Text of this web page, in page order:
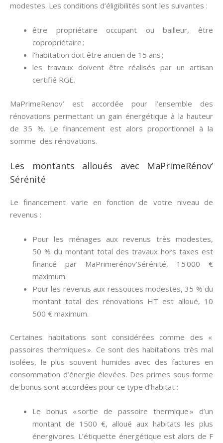
modestes. Les conditions d’éligibilités sont les suivantes :
être propriétaire occupant ou bailleur, être
copropriétaire ;
l’habitation doit être ancien de 15 ans ;
les travaux doivent être réalisés par un artisan
certifié RGE.
MaPrimeRenov’ est accordée pour l’ensemble des
rénovations permettant un gain énergétique à la hauteur
de 35 %. Le financement est alors proportionnel à la
somme des rénovations.
Les montants alloués avec MaPrimeRénov’
Sérénité
Le financement varie en fonction de votre niveau de
revenus :
Pour les ménages aux revenus très modestes,
50 % du montant total des travaux hors taxes est
financé par MaPrimerénov’Sérénité, 15 000 €
maximum.
Pour les revenus aux ressouces modestes, 35 % du
montant total des rénovations HT est alloué, 10
500 € maximum.
Certaines habitations sont considérées comme des «
passoires thermiques ». Ce sont des habitations très mal
isolées, le plus souvent humides avec des factures en
consommation d’énergie élevées. Des primes sous forme
de bonus sont accordées pour ce type d’habitat :
Le bonus « sortie de passoire thermique » d’un
montant de 1500 €, alloué aux habitats les plus
énergivores. L’étiquette énergétique est alors de F